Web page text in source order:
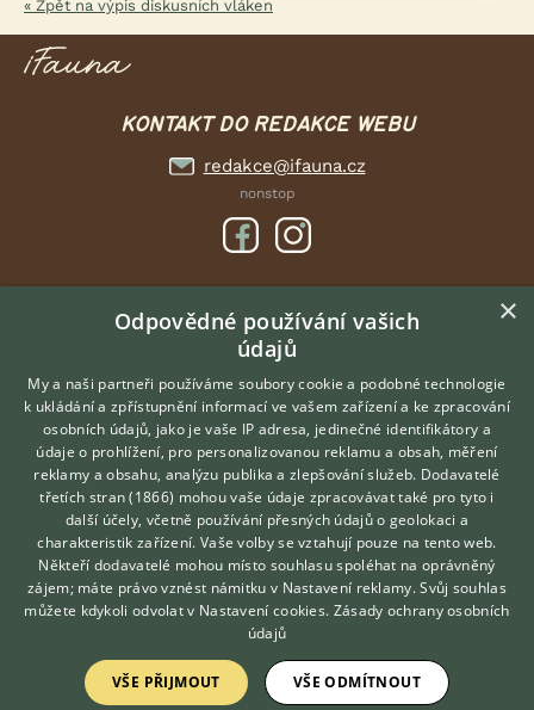
« Zpět na výpis diskusních vláken
KONTAKT DO REDAKCE WEBU
redakce@ifauna.cz
nonstop
DOMOVSKÁ STRÁNKA
INZERCE
DISKUSE
ČLÁNKY
O nás
Kontakt
Možnosti zvýraznění inzerátů
Podmínky užití
Zpracování osobních údajů
Přihlášení
Registrace
Hledáte zvířecího kamaráda?
Zdarma vám poradí
VETERINÁŘ ONLINE
KONZULTOVAT S
VETERINÁŘEM
×
Odpovědné používání vašich
údajů
My a naši partneři používáme soubory cookie a podobné technologie
k ukládání a zpřístupnění informací ve vašem zařízení a ke zpracování
osobních údajů, jako je vaše IP adresa, jedinečné identifikátory a
údaje o prohlížení, pro personalizovanou reklamu a obsah, měření
reklamy a obsahu, analýzu publika a zlepšování služeb. Dodavatelé
třetích stran (1866) mohou vaše údaje zpracovávat také pro tyto i
další účely, včetně používání přesných údajů o geolokaci a
charakteristik zařízení. Vaše volby se vztahují pouze na tento web.
Někteří dodavatelé mohou místo souhlasu spoléhat na oprávněný
zájem; máte právo vznést námitku v Nastavení reklamy. Svůj souhlas
můžete kdykoli odvolat v Nastavení cookies. Zásady ochrany osobních
údajů
VŠE PŘIJMOUT VŠE ODMÍTNOUT